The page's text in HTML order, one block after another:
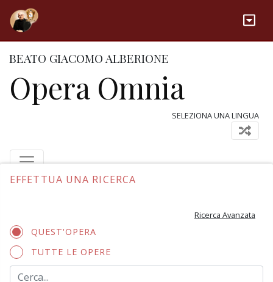
BEATO GIACOMO ALBERIONE
Opera Omnia
SELEZIONA UNA LINGUA
EFFETTUA UNA RICERCA
Ricerca Avanzata
QUEST'OPERA
TUTTE LE OPERE